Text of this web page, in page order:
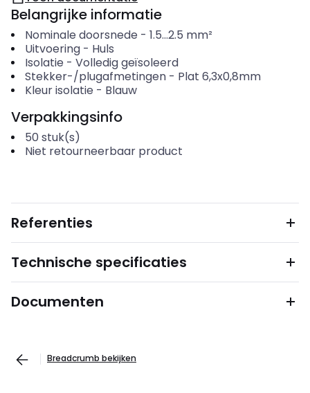
Belangrijke informatie
Nominale doorsnede - 1.5...2.5 mm²
Uitvoering- Huls
Isolatie - Volledig geïsoleerd
Stekker-/plugafmetingen- Plat 6,3x0,8mm
Kleur isolatie - Blauw
Verpakkingsinfo
50 stuk(s)
Niet retourneerbaar product
Referenties
Technische specificaties
Documenten
Breadcrumb bekijken